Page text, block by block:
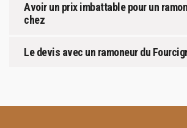
Avoir un prix imbattable pour un
chez
Le devis avec un ramoneur du